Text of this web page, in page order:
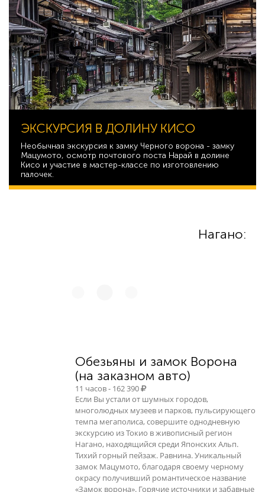
ЭКСКУРСИЯ В ДОЛИНУ КИСО
Необычная экскурсия к замку Черного ворона - замку
Мацумото, осмотр почтового поста Нарай в долине
Кисо и участие в мастер-классе по изготовлению
палочек.
Нагано:
Обезьяны и замок Ворона
(на заказном авто)
11 часов - 162 390
Если Вы устали от шумных городов,
многолюдных музеев и парков, пульсирующего
темпа мегаполиса, совершите однодневную
экскурсию из Токио в живописный регион
Нагано, находящийся среди Японских Альп.
Тихий горный пейзаж. Равнина. Уникальный
замок Мацумото, благодаря своему черному
окрасу получивший романтическое название
«Замок ворона». Горячие источники и забавные